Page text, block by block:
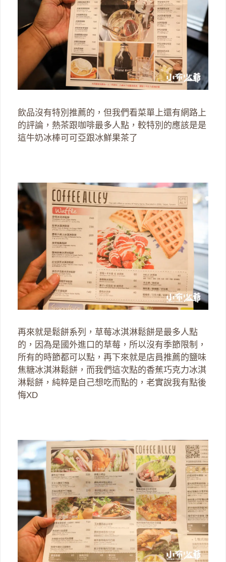
飲品沒有特別推薦的，但我們看菜單上還有網路上
的評論，熱茶跟咖啡最多人點，較特別的應該是是
這牛奶冰棒可可亞跟冰鮮果茶了
再來就是鬆餅系列，草莓冰淇淋鬆餅是最多人點
的，因為是國外進口的草莓，所以沒有季節限制，
所有的時節都可以點，再下來就是店員推薦的鹽味
焦糖冰淇淋鬆餅，而我們這次點的香蕉巧克力冰淇
淋鬆餅，純粹是自己想吃而點的，老實說我有點後
悔XD